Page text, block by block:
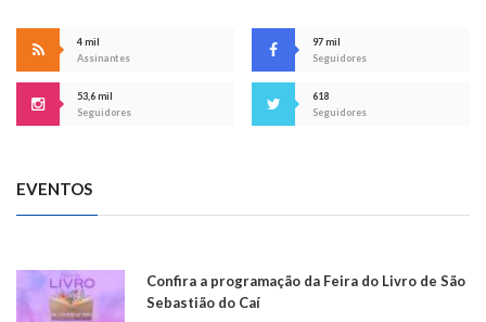
4 mil
Assinantes
97 mil
Seguidores
53,6 mil
Seguidores
618
Seguidores
EVENTOS
Confira a programação da Feira do Livro de São
Sebastião do Caí